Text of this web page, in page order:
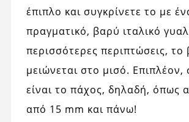
έπιπλο και συγκρίνετε το με
πραγματικό, βαρύ ιταλικό
περισσότερες περιπτώσεις, το
μειώνεται στο μισό. Επιπλέον,
είναι το πάχος, δηλαδή, όπως
από 15 mm και πάνω!